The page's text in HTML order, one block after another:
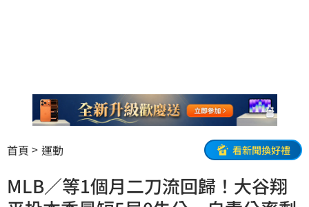
首頁 運動 看新聞換好禮
MLB／等1個月二刀流回歸！大谷翔